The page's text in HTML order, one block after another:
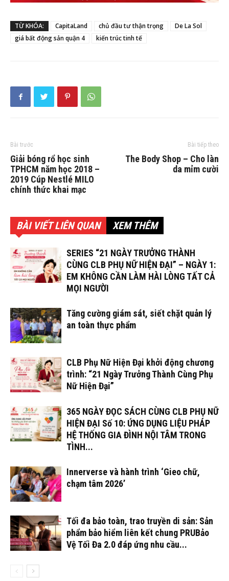
TỪ KHÓA: CapitaLand chủ đầu tư thận trọng
De La Sol
giá bất động sản quận 4
kiến trúc tinh tế
Bài trước
Giải bóng rổ học sinh
TPHCM năm học 2018 –
2019 Cúp Nestlé MILO
chính thức khai mạc
Bài tiếp theo
The Body Shop – Cho làn
da mỉm cười
BÀI VIẾT LIÊN QUAN XEM THÊM
SERIES “21 NGÀY TRƯỞNG THÀNH
CÙNG CLB PHỤ NỮ HIỆN ĐẠI” – NGÀY 1:
EM KHÔNG CẦN LÀM HÀI LÒNG TẤT CẢ
MỌI NGƯỜI
Tăng cường giám sát, siết chặt quản lý
an toàn thực phẩm
CLB Phụ Nữ Hiện Đại khởi động chương
trình: “21 Ngày Trưởng Thành Cùng Phụ
Nữ Hiện Đại”
365 NGÀY ĐỌC SÁCH CÙNG CLB PHỤ NỮ
HIỆN ĐẠI Số 10: ỨNG DỤNG LIỆU PHÁP
HỆ THỐNG GIA ĐÌNH NỘI TÂM TRONG
TÌNH...
Innerverse và hành trình ‘Gieo chữ,
chạm tâm 2026’
Tối đa bảo toàn, trao truyền di sản: Sản
phẩm bảo hiểm liên kết chung PRUBảo
Vệ Tối Đa 2.0 đáp ứng nhu cầu...